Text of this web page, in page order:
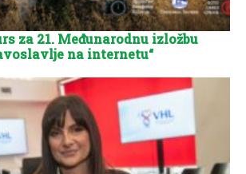
za 21. Međunarodnu izložbu
na internetu“